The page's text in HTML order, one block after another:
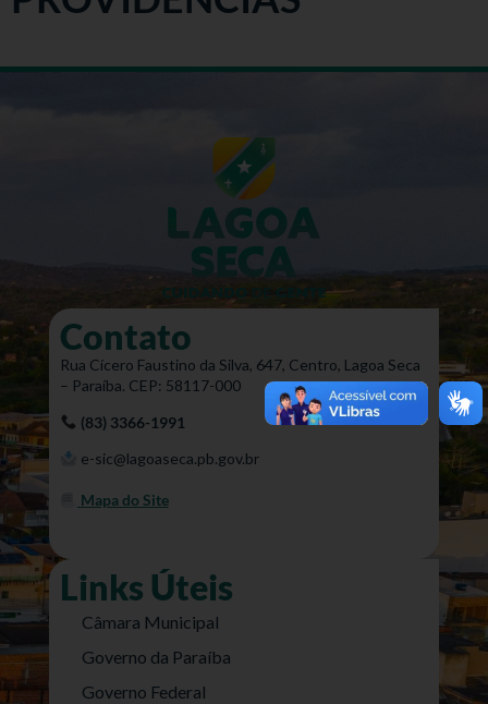
Contato
Rua Cícero Faustino da Silva, 647, Centro, Lagoa Seca
– Paraíba. CEP: 58117-000
(83) 3366-1991
e-sic@lagoaseca.pb.gov.br
Mapa do Site
Links Úteis
Câmara Municipal
Governo da Paraíba
Governo Federal